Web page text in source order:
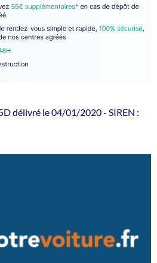
délivré le 04/01/2020 - SIREN :